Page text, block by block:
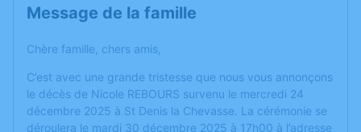
Message de la famille
Chère famille, chers amis,
C’est avec une grande tristesse que nous vous annonçons
le décès de Nicole REBOURS survenu le mercredi 24
décembre 2025 à St Denis la Chevasse. La cérémonie se
déroulera le mardi 30 décembre 2025 à 17h00 à l’adresse